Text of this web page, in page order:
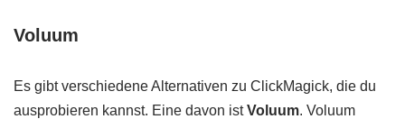
Voluum
Es gibt verschiedene Alternativen zu ClickMagick, die du
ausprobieren kannst. Eine davon istVoluum. Voluum